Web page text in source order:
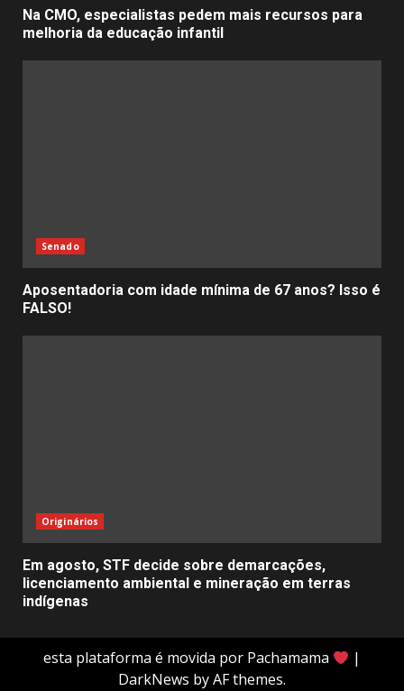
Na CMO, especialistas pedem mais recursos para
melhoria da educação infantil
Senado
Aposentadoria com idade mínima de 67 anos? Isso é
FALSO!
Originários
Em agosto, STF decide sobre demarcações,
licenciamento ambiental e mineração em terras
indígenas
esta plataforma é movida por Pachamama
|
DarkNews by AF themes.